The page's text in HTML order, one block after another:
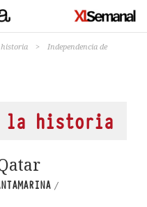
historia >
Independencia de
la historia
/